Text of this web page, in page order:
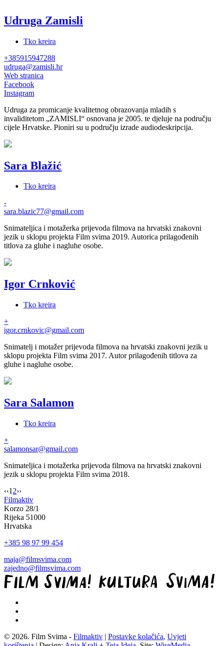
Udruga Zamisli
Tko kreira
+385915947288
udruga@zamisli.hr
Web stranica
Facebook
Instagram
Udruga za promicanje kvalitetnog obrazovanja mladih s
invaliditetom „ZAMISLI“ osnovana je 2005. te djeluje na području
cijele Hrvatske. Pioniri su u području izrade audiodeskripcija.
Sara Blažić
Tko kreira
-
sara.blazic77@gmail.com
Snimateljica i motažerka prijevoda filmova na hrvatski znakovni
jezik u sklopu projekta Film svima 2019. Autorica prilagođenih
titlova za gluhe i nagluhe osobe.
Igor Crnković
Tko kreira
+
igor.crnkovic@gmail.com
Snimatelj i motažer prijevoda filmova na hrvatski znakovni jezik u
sklopu projekta Film svima 2017. Autor prilagođenih titlova za
gluhe i nagluhe osobe.
Sara Salamon
Tko kreira
+
salamonsar@gmail.com
Snimateljica i motažerka prijevoda filmova na hrvatski znakovni
jezik u sklopu projekta Film svima 2018.
‹‹1 2››
Filmaktiv
Korzo 28/1
Rijeka 51000
Hrvatska
+385 98 97 99 454
maja@filmsvima.com
zajedno@filmsvima.com
© 2026. Film Svima - Filmaktiv | Postavke kolačića, Uvjeti